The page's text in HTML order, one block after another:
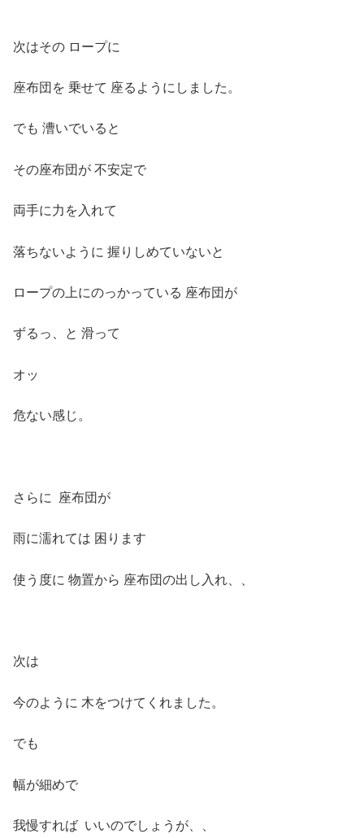
次はその ロープに
座布団を 乗せて 座るようにしました。
でも 漕いでいると
その座布団が 不安定で
両手に力を入れて
落ちないように 握りしめていないと
ロープの上にのっかっている 座布団が
ずるっ、と 滑って
オッ
危ない感じ。
さらに 座布団が
雨に濡れては 困ります
使う度に 物置から 座布団の出し入れ、、
次は
今のように 木をつけてくれました。
でも
幅が細めで
我慢すれば いいのでしょうが、、